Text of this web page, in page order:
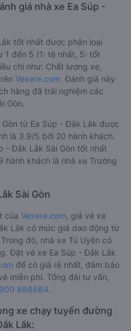
giá nhà xe Ea Súp -
tốt nhất được phân loại
1 đến 5 (1: tệ nhất, 5: tốt
chí như: Chất lượng xe,
Vexere.com. Đánh giá này
hàng đã trải nghiệm các
Gòn.
từ Ea Súp - Đắk Lắk được
là 3.9/5 bởi 20 hành khách.
- Đắk Lắk Sài Gòn tốt nhất
khách là nhà xe Trường
Sài Gòn
của Vexere.com , giá vé xe
Lắk có mức giá dao động từ
đó, nhà xe Tú Uyên có
Đặt vé xe Ea Súp - Đắk Lắk
để có giá rẻ nhất, đảm bảo
miễn phí. Tổng đài tư vấn,
888684.
xe chạy tuyến đường
Lắk: